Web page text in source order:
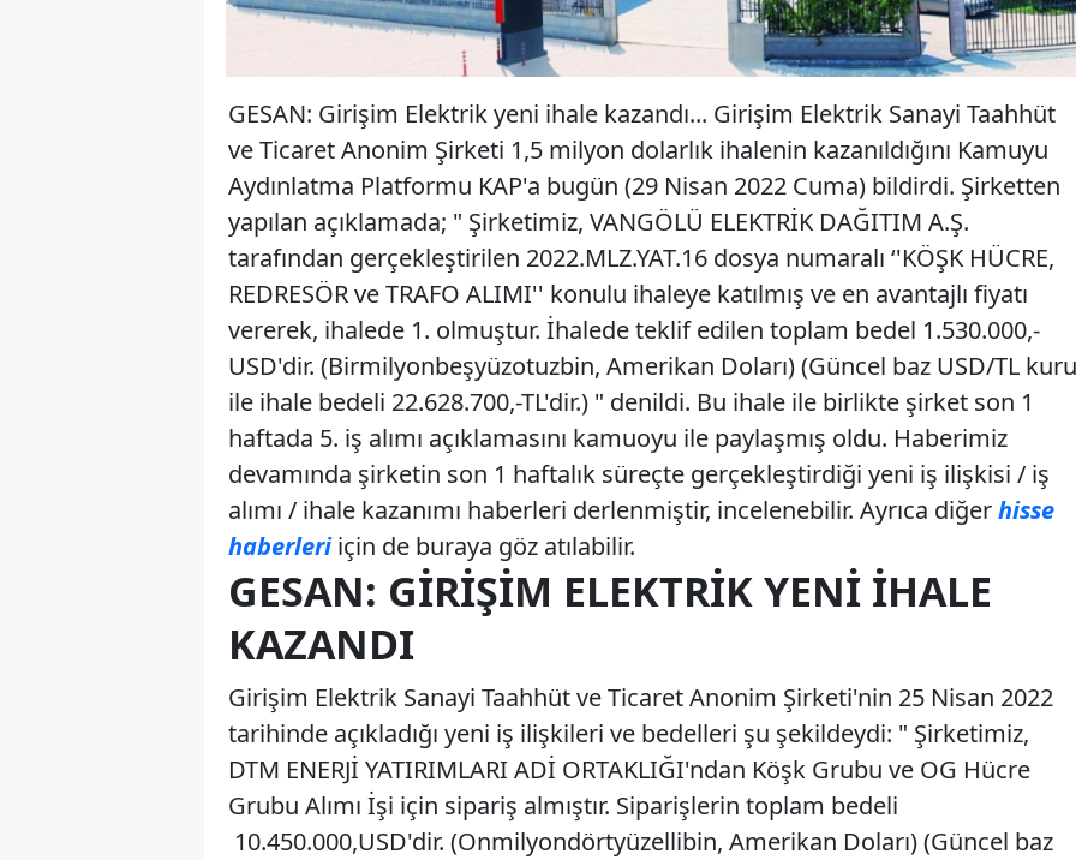
GESAN: Girişim Elektrik yeni ihale kazandı... Girişim Elektrik Sanayi Taahhüt
ve Ticaret Anonim Şirketi 1,5 milyon dolarlık ihalenin kazanıldığını Kamuyu
Aydınlatma Platformu KAP'a bugün (29 Nisan 2022 Cuma) bildirdi. Şirketten
yapılan açıklamada; " Şirketimiz, VANGÖLÜ ELEKTRİK DAĞITIM A.Ş.
tarafından gerçekleştirilen 2022.MLZ.YAT.16 dosya numaralı ‘'KÖŞK HÜCRE,
REDRESÖR ve TRAFO ALIMI'' konulu ihaleye katılmış ve en avantajlı fiyatı
vererek, ihalede 1. olmuştur. İhalede teklif edilen toplam bedel 1.530.000,-
USD'dir. (Birmilyonbeşyüzotuzbin, Amerikan Doları) (Güncel baz USD/TL kuru
ile ihale bedeli 22.628.700,-TL'dir.) " denildi. Bu ihale ile birlikte şirket son 1
haftada 5. iş alımı açıklamasını kamuoyu ile paylaşmış oldu. Haberimiz
devamında şirketin son 1 haftalık süreçte gerçekleştirdiği yeni iş ilişkisi / iş
alımı / ihale kazanımı haberleri derlenmiştir, incelenebilir. Ayrıca diğerhisse
haberleriiçin de buraya göz atılabilir.
GESAN: GIRIŞIM ELEKTRIK YENI İHALE
KAZANDI
Girişim Elektrik Sanayi Taahhüt ve Ticaret Anonim Şirketi'nin 25 Nisan 2022
tarihinde açıkladığı yeni iş ilişkileri ve bedelleri şu şekildeydi: " Şirketimiz,
DTM ENERJİ YATIRIMLARI ADİ ORTAKLIĞI'ndan Köşk Grubu ve OG Hücre
Grubu Alımı İşi için sipariş almıştır. Siparişlerin toplam bedeli
10.450.000,USD'dir. (Onmilyondörtyüzellibin, Amerikan Doları) (Güncel baz